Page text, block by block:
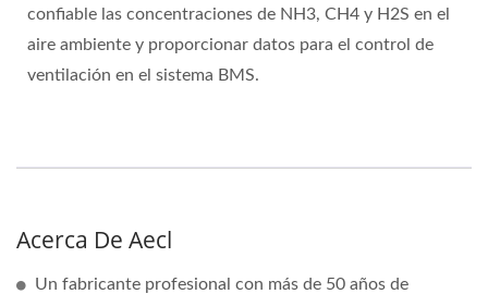
confiable las concentraciones de NH3, CH4 y H2S en el
aire ambiente y proporcionar datos para el control de
ventilación en el sistema BMS.
Acerca De Aecl
Un fabricante profesional con más de 50 años de